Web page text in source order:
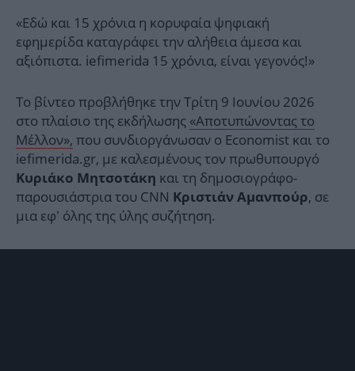
«Εδώ και 15 χρόνια η κορυφαία ψηφιακή
εφημερίδα καταγράφει την αλήθεια άμεσα και
αξιόπιστα. iefimerida 15 χρόνια, είναι γεγονός!»
Το βίντεο προβλήθηκε την Τρίτη 9 Ιουνίου 2026
στο πλαίσιο της εκδήλωσης «Αποτυπώνοντας το
Μέλλον», που συνδιοργάνωσαν ο Economist και το
iefimerida.gr, με καλεσμένους τον πρωθυπουργό
Κυριάκο Μητσοτάκη και τη δημοσιογράφο-
παρουσιάστρια του CNN Κριστιάν Αμανπούρ, σε
μια εφ’ όλης της ύλης συζήτηση.